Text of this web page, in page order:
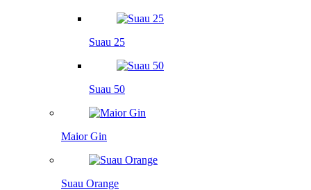
Suau 25
Suau 50
Maior Gin
Suau Orange